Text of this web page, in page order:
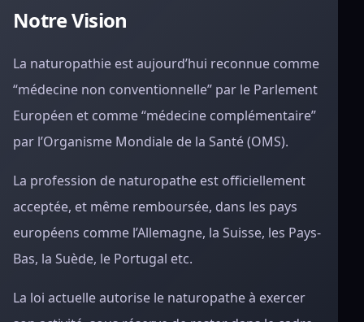
NotreVision
La naturopathie est aujourd’hui reconnue comme
“médecine non conventionnelle” par le Parlement
Européen et comme “médecine complémentaire”
par l’Organisme Mondiale de la Santé (OMS).
La profession de naturopathe est officiellement
acceptée, et même remboursée, dans les pays
européens comme l’Allemagne, la Suisse, les Pays-
Bas, la Suède, le Portugal etc.
La loi actuelle autorise le naturopathe à exercer